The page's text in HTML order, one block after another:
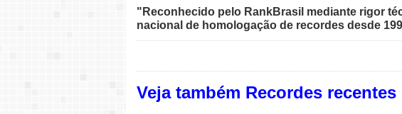
"Reconhecido pelo RankBrasil mediante rigor
nacional de homologação de recordes desde
Veja também Recordes recentes